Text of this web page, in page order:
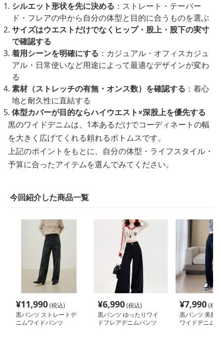
シルエット形状を先に決める ：ストレート・テーパー
ド・フレアの中から自分の体型と目的に合うものを選ぶ
サイズはウエストだけでなくヒップ・股上・股下の実寸
で確認する
着用シーンを明確にする ：カジュアル・オフィスカジュ
アル・日常使いなど用途によって最適なデザインが変わ
る
素材（ストレッチの有無・オンス数）を確認する ：着心
地と耐久性に直結する
体型カバーが目的ならハイウエスト×深股上を優先する
黒のワイドデニムは、1本あるだけでコーディネートの幅
を大きく広げてくれる頼れるボトムスです。
上記のポイントをもとに、自分の体型・ライフスタイル・
予算に合ったアイテムを選んでみてください。
今回紹介した商品一覧
¥11,990(税込)
黒パンツ ストレートデ
ニムワイドパンツ
¥6,990(税込)
黒パンツ ゆったりワイ
ドフレアデニムパンツ
¥7,990(税
黒パンツ 美脚
ワイドデニム